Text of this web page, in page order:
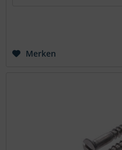
Merken